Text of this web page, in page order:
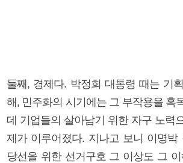
둘째, 경제다. 박정희 대통령 때는 기
해, 민주화의 시기에는 그 부작용을 혹
데 기업들의 살아남기 위한 자구 노력
제가 이루어졌다. 지나고 보니 이명박
당선을 위한 선거구호 그 이상도 그